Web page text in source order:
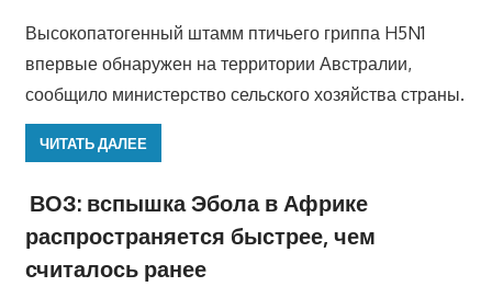
Высокопатогенный штамм птичьего гриппа H5N1
впервые обнаружен на территории Австралии,
сообщило министерство сельского хозяйства страны.
ЧИТАТЬ ДАЛЕЕ
ВОЗ: вспышка Эбола в Африке
распространяется быстрее, чем
считалось ранее